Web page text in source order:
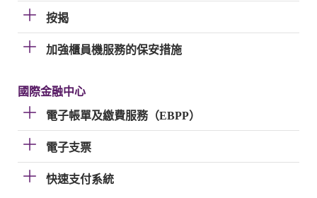
按揭
加強櫃員機服務的保安措施
國際金融中心
電子帳單及繳費服務（EBPP）
電子支票
快速支付系統